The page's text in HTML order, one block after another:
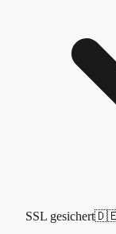
SSL gesichert🇩🇪